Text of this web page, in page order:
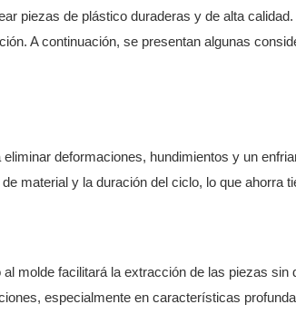
piezas de plástico duraderas y de alta
A continuación, se presentan algunas
deformaciones, hundimientos y un
material y la duración del ciclo, lo que ahorra
molde facilitará la extracción de las piezas
especialmente en características